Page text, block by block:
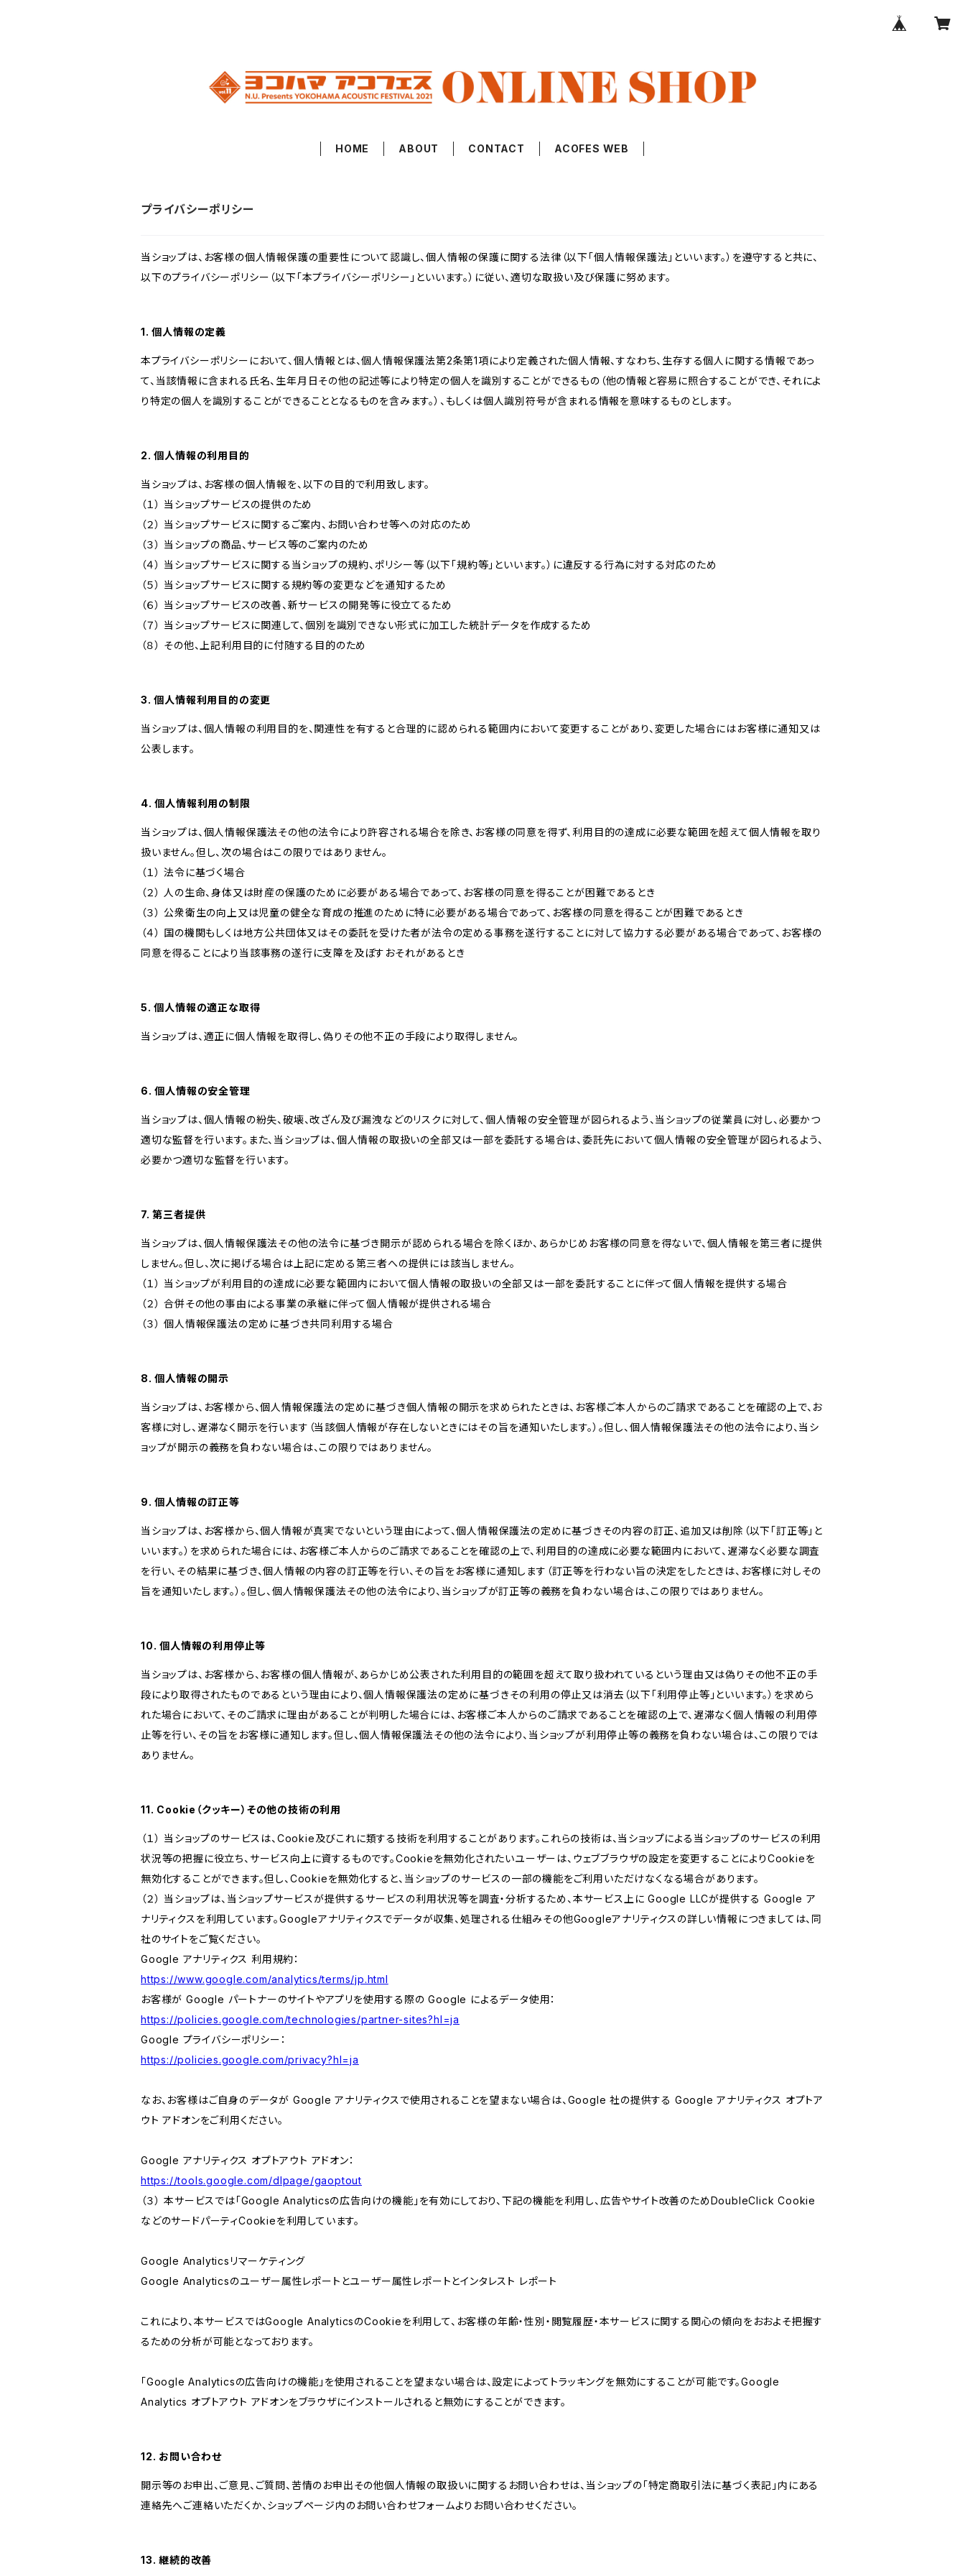
HOME ABOUT CONTACT ACOFES WEB
プライバシーポリシー
当ショップは、お客様の個人情報保護の重要性について認識し、個人情報の保護に関する法律（以下「個人情報保護法」といいます。）を遵守すると共に、
以下のプライバシーポリシー（以下「本プライバシーポリシー」といいます。）に従い、適切な取扱い及び保護に努めます。
1. 個人情報の定義
本プライバシーポリシーにおいて、個人情報とは、個人情報保護法第2条第1項により定義された個人情報、すなわち、生存する個人に関する情報であっ
て、当該情報に含まれる氏名、生年月日その他の記述等により特定の個人を識別することができるもの（他の情報と容易に照合することができ、それによ
り特定の個人を識別することができることとなるものを含みます。）、もしくは個人識別符号が含まれる情報を意味するものとします。
2. 個人情報の利用目的
当ショップは、お客様の個人情報を、以下の目的で利用致します。
（１） 当ショップサービスの提供のため
（２） 当ショップサービスに関するご案内、お問い合わせ等への対応のため
（３） 当ショップの商品、サービス等のご案内のため
（４） 当ショップサービスに関する当ショップの規約、ポリシー等（以下「規約等」といいます。）に違反する行為に対する対応のため
（５） 当ショップサービスに関する規約等の変更などを通知するため
（６） 当ショップサービスの改善、新サービスの開発等に役立てるため
（７） 当ショップサービスに関連して、個別を識別できない形式に加工した統計データを作成するため
（８） その他、上記利用目的に付随する目的のため
3. 個人情報利用目的の変更
当ショップは、個人情報の利用目的を、関連性を有すると合理的に認められる範囲内において変更することがあり、変更した場合にはお客様に通知又は
公表します。
4. 個人情報利用の制限
当ショップは、個人情報保護法その他の法令により許容される場合を除き、お客様の同意を得ず、利用目的の達成に必要な範囲を超えて個人情報を取り
扱いません。但し、次の場合はこの限りではありません。
（１） 法令に基づく場合
（２） 人の生命、身体又は財産の保護のために必要がある場合であって、お客様の同意を得ることが困難であるとき
（３） 公衆衛生の向上又は児童の健全な育成の推進のために特に必要がある場合であって、お客様の同意を得ることが困難であるとき
（４） 国の機関もしくは地方公共団体又はその委託を受けた者が法令の定める事務を遂行することに対して協力する必要がある場合であって、お客様の
同意を得ることにより当該事務の遂行に支障を及ぼすおそれがあるとき
5. 個人情報の適正な取得
当ショップは、適正に個人情報を取得し、偽りその他不正の手段により取得しません。
6. 個人情報の安全管理
当ショップは、個人情報の紛失、破壊、改ざん及び漏洩などのリスクに対して、個人情報の安全管理が図られるよう、当ショップの従業員に対し、必要かつ
適切な監督を行います。また、当ショップは、個人情報の取扱いの全部又は一部を委託する場合は、委託先において個人情報の安全管理が図られるよう、
必要かつ適切な監督を行います。
7. 第三者提供
当ショップは、個人情報保護法その他の法令に基づき開示が認められる場合を除くほか、あらかじめお客様の同意を得ないで、個人情報を第三者に提供
しません。但し、次に掲げる場合は上記に定める第三者への提供には該当しません。
（１） 当ショップが利用目的の達成に必要な範囲内において個人情報の取扱いの全部又は一部を委託することに伴って個人情報を提供する場合
（２） 合併その他の事由による事業の承継に伴って個人情報が提供される場合
（３） 個人情報保護法の定めに基づき共同利用する場合
8. 個人情報の開示
当ショップは、お客様から、個人情報保護法の定めに基づき個人情報の開示を求められたときは、お客様ご本人からのご請求であることを確認の上で、お
客様に対し、遅滞なく開示を行います（当該個人情報が存在しないときにはその旨を通知いたします。）。但し、個人情報保護法その他の法令により、当シ
ョップが開示の義務を負わない場合は、この限りではありません。
9. 個人情報の訂正等
当ショップは、お客様から、個人情報が真実でないという理由によって、個人情報保護法の定めに基づきその内容の訂正、追加又は削除（以下「訂正等」と
いいます。）を求められた場合には、お客様ご本人からのご請求であることを確認の上で、利用目的の達成に必要な範囲内において、遅滞なく必要な調査
を行い、その結果に基づき、個人情報の内容の訂正等を行い、その旨をお客様に通知します（訂正等を行わない旨の決定をしたときは、お客様に対しその
旨を通知いたします。）。但し、個人情報保護法その他の法令により、当ショップが訂正等の義務を負わない場合は、この限りではありません。
10. 個人情報の利用停止等
当ショップは、お客様から、お客様の個人情報が、あらかじめ公表された利用目的の範囲を超えて取り扱われているという理由又は偽りその他不正の手
段により取得されたものであるという理由により、個人情報保護法の定めに基づきその利用の停止又は消去（以下「利用停止等」といいます。）を求めら
れた場合において、そのご請求に理由があることが判明した場合には、お客様ご本人からのご請求であることを確認の上で、遅滞なく個人情報の利用停
止等を行い、その旨をお客様に通知します。但し、個人情報保護法その他の法令により、当ショップが利用停止等の義務を負わない場合は、この限りでは
ありません。
11. Cookie（クッキー）その他の技術の利用
（１） 当ショップのサービスは、Cookie及びこれに類する技術を利用することがあります。これらの技術は、当ショップによる当ショップのサービスの利用
状況等の把握に役立ち、サービス向上に資するものです。Cookieを無効化されたいユーザーは、ウェブブラウザの設定を変更することによりCookieを
無効化することができます。但し、Cookieを無効化すると、当ショップのサービスの一部の機能をご利用いただけなくなる場合があります。
（２） 当ショップは、当ショップサービスが提供するサービスの利用状況等を調査・分析するため、本サービス上に Google LLCが提供する Google ア
ナリティクスを利用しています。Googleアナリティクスでデータが収集、処理される仕組みその他Googleアナリティクスの詳しい情報につきましては、同
社のサイトをご覧ください。
Google アナリティクス 利用規約：
https://www.google.com/analytics/terms/jp.html
お客様が Google パートナーのサイトやアプリを使用する際の Google によるデータ使用：
https://policies.google.com/technologies/partner-sites?hl=ja
Google プライバシーポリシー：
https://policies.google.com/privacy?hl=ja
なお、お客様はご自身のデータが Google アナリティクスで使用されることを望まない場合は、Google 社の提供する Google アナリティクス オプトア
ウト アドオンをご利用ください。
Google アナリティクス オプトアウト アドオン：
https://tools.google.com/dlpage/gaoptout
（３） 本サービスでは「Google Analyticsの広告向けの機能」を有効にしており、下記の機能を利用し、広告やサイト改善のためDoubleClick Cookie
などのサードパーティCookieを利用しています。
Google Analyticsリマーケティング
Google Analyticsのユーザー属性レポートとユーザー属性レポートとインタレスト レポート
これにより、本サービスではGoogle AnalyticsのCookieを利用して、お客様の年齢・性別・閲覧履歴・本サービスに関する関心の傾向をおおよそ把握す
るための分析が可能となっております。
「Google Analyticsの広告向けの機能」を使用されることを望まない場合は、設定によってトラッキングを無効にすることが可能です。Google
Analytics オプトアウト アドオンをブラウザにインストールされると無効にすることができます。
12. お問い合わせ
開示等のお申出、ご意見、ご質問、苦情のお申出その他個人情報の取扱いに関するお問い合わせは、当ショップの「特定商取引法に基づく表記」内にある
連絡先へご連絡いただくか、ショップページ内のお問い合わせフォームよりお問い合わせください。
13. 継続的改善